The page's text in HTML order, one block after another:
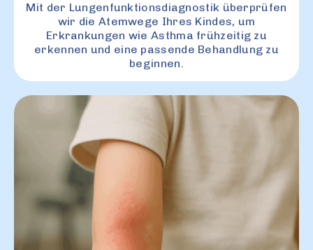
Mit der Lungenfunktionsdiagnostik überprüfen
wir die Atemwege Ihres Kindes, um
Erkrankungen wie Asthma frühzeitig zu
erkennen und eine passende Behandlung zu
beginnen.